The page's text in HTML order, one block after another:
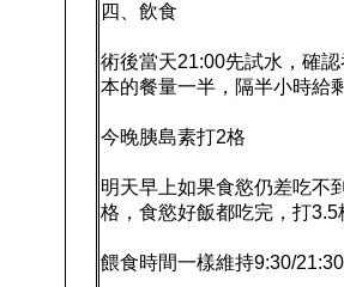
四、飲食
術後當天21:00先試水，確
本的餐量一半，隔半小時給
今晚胰島素打2格
明天早上如果食慾仍差吃不
格，食慾好飯都吃完，打3.5
餵食時間一樣維持9:30/